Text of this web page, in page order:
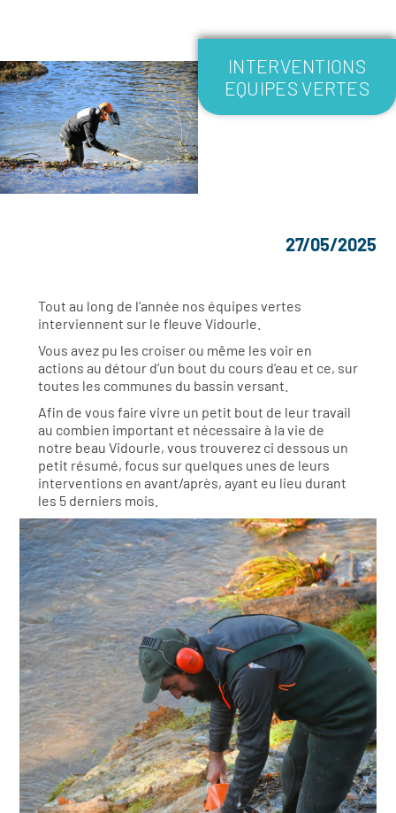
INTERVENTIONS
EQUIPES VERTES
27/05/2025
Tout au long de l’année nos équipes vertes
interviennent sur le fleuve Vidourle.
Vous avez pu les croiser ou même les voir en
actions au détour d’un bout du cours d’eau et ce, sur
toutes les communes du bassin versant.
Afin de vous faire vivre un petit bout de leur travail
au combien important et nécessaire à la vie de
notre beau Vidourle, vous trouverez ci dessous un
petit résumé, focus sur quelques unes de leurs
interventions en avant/après, ayant eu lieu durant
les 5 derniers mois.